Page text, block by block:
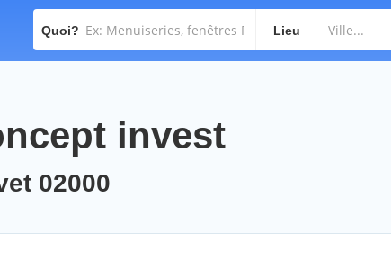
Quoi? Lieu
invest
02000